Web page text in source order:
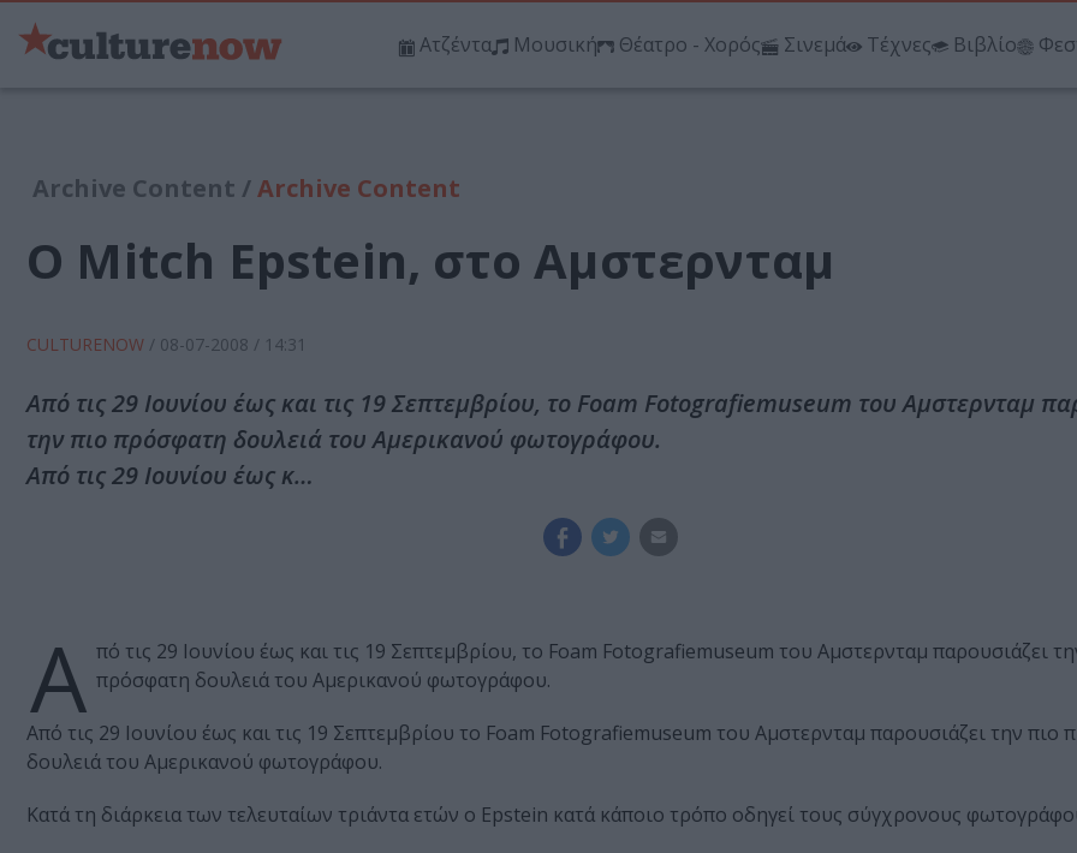
Ατζέντα Μουσική Θέατρο - Χορός Σινεμά Τέχνες Βιβλίο
Archive Content /Archive Content
Ο Mitch Epstein, στο Αμστερνταμ
CULTURENOW / 08-07-2008 / 14:31
Από τις 29 Ιουνίου έως και τις 19 Σεπτεμβρίου, το Foam Fotografiemuseum του Αμστερνταμ
την πιο πρόσφατη δουλειά του Αμερικανού φωτογράφου.
Από τις 29 Ιουνίου έως κ…
Α πό τις 29 Ιουνίου έως και τις 19 Σεπτεμβρίου, το Foam Fotografiemuseum του Αμστερνταμ παρουσιάζει
πρόσφατη δουλειά του Αμερικανού φωτογράφου.
Από τις 29 Ιουνίου έως και τις 19 Σεπτεμβρίου το Foam Fotografiemuseum του Αμστερνταμ παρουσιάζει την πιο
δουλειά του Αμερικανού φωτογράφου.
Κατά τη διάρκεια των τελευταίων τριάντα ετών ο Epstein κατά κάποιο τρόπο οδηγεί τους σύγχρονους